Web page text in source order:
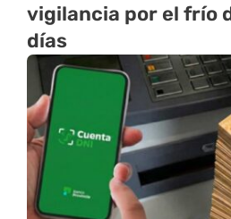
vigilancia por el frío
días